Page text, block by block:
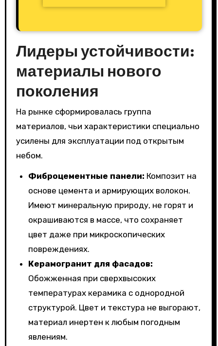
Лидеры устойчивости:
материалы нового
поколения
На рынке сформировалась группа
материалов, чьи характеристики специально
усилены для эксплуатации под открытым
небом.
Фиброцементные панели: Композит на
основе цемента и армирующих волокон.
Имеют минеральную природу, не горят и
окрашиваются в массе, что сохраняет
цвет даже при микроскопических
повреждениях.
Керамогранит для фасадов:
Обожженная при сверхвысоких
температурах керамика с однородной
структурой. Цвет и текстура не выгорают,
материал инертен к любым погодным
явлениям.